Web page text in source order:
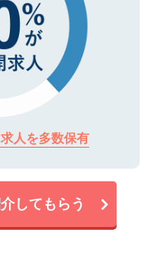
人を多数保有
してもらう